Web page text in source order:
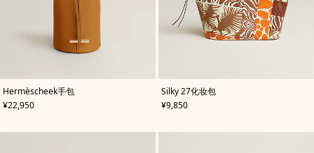
Hermèscheek手包
,颜
色:
米
然
,
价格
¥22,950
Silky 27化妆包
,颜
色:
米
然
,
价格
¥9,850